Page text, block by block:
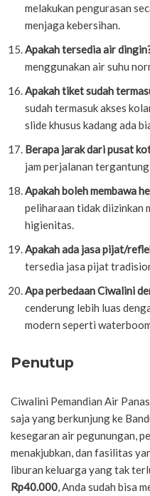
melakukan pengurasan
menjaga kebersihan.
Apakah tersedia air
menggunakan air suhu
Apakah tiket sudah
sudah termasuk akses
slide khusus kadang ada
Berapa jarak dari pusat
jam perjalanan
Apakah boleh membawa
peliharaan tidak diizinkan
higienitas.
Apakah ada jasa pijat/
tersedia jasa pijat
Apa perbedaan Ciwalini
cenderung lebih luas
modern seperti
Penutup
Ciwalini Pemandian Air
saja yang berkunjung ke
kesegaran air pegunungan,
menakjubkan, dan fasilitas
liburan keluarga yang tak
Rp40.000, Anda sudah bisa